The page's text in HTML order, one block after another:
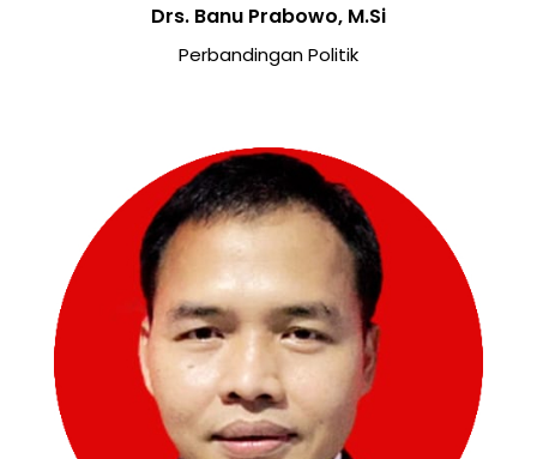
Drs. Banu Prabowo, M.Si
Perbandingan Politik